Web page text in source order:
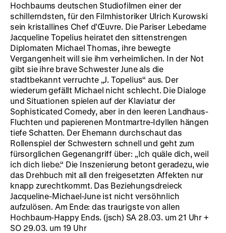
Hochbaums deutschen Studiofilmen einer der
schillerndsten, für den Filmhistoriker Ulrich Kurowski
sein kristallines Chef d’Œuvre. Die Pariser Lebedame
Jacqueline Topelius heiratet den sittenstrengen
Diplomaten Michael Thomas, ihre bewegte
Vergangenheit will sie ihm verheimlichen. In der Not
gibt sie ihre brave Schwester June als die
stadtbekannt verruchte „J. Topelius“ aus. Der
wiederum gefällt Michael nicht schlecht. Die Dialoge
und Situationen spielen auf der Klaviatur der
Sophisticated Comedy, aber in den leeren Landhaus-
Fluchten und papierenen Montmartre-Idyllen hängen
tiefe Schatten. Der Ehemann durchschaut das
Rollenspiel der Schwestern schnell und geht zum
fürsorglichen Gegenangriff über: „Ich quäle dich, weil
ich dich liebe.“ Die Inszenierung betont geradezu, wie
das Drehbuch mit all den freigesetzten Affekten nur
knapp zurechtkommt. Das Beziehungsdreieck
Jacqueline-Michael-June ist nicht versöhnlich
aufzulösen. Am Ende: das traurigste von allen
Hochbaum-Happy Ends. (jsch) SA 28.03. um 21 Uhr +
SO 29.03. um 19 Uhr